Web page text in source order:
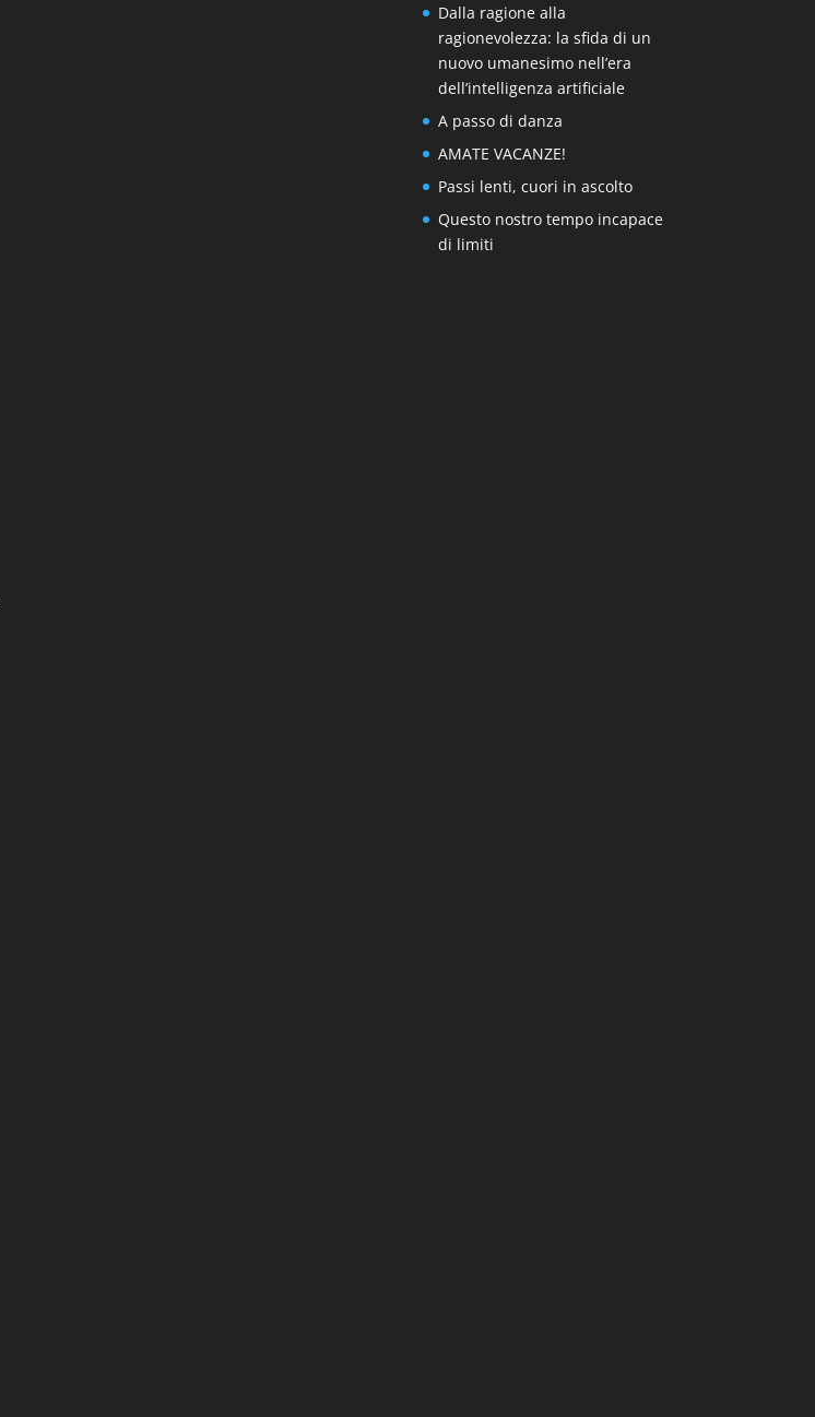
Dalla ragione alla
ragionevolezza: la sfida di un
nuovo umanesimo nell’era
dell’intelligenza artificiale
A passo di danza
AMATE VACANZE!
Passi lenti, cuori in ascolto
Questo nostro tempo incapace
di limiti